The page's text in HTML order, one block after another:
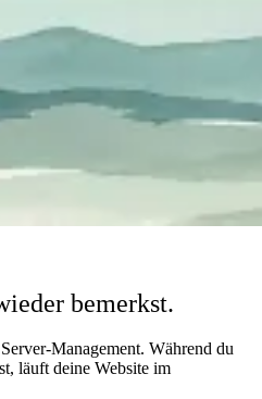
bemerkst.
Management. Während du
läuft deine Website im